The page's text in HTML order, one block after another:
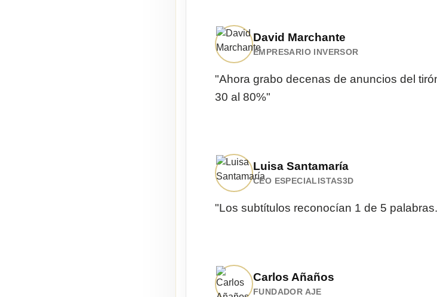
David Marchante
EMPRESARIO INVERSOR
"Ahora grabo decenas de anuncios del
30 al 80%"
Luisa Santamaría
CEO ESPECIALISTAS3D
"Los subtítulos reconocían 1 de 5
Carlos Añaños
FUNDADOR AJE